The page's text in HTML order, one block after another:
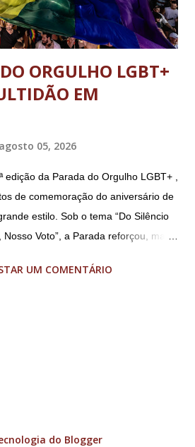
ORGULHO LGBT+
EM
agosto 05, 2026
edição da Parada do Orgulho LGBT+ ,
de comemoração do aniversário de
estilo. Sob o tema “Do Silêncio
Voto”, a Parada reforçou, mais
foi na Praça da Glória, que estava
e contou com diversos shows,
resistência, de ocupação das ruas e
UM COMENTÁRIO
do Blogger